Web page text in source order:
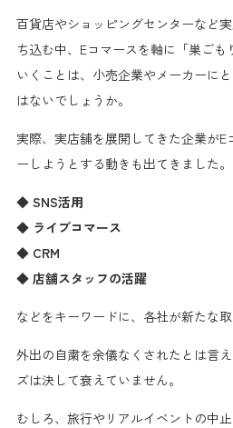
百貨店やショッピングセンターなど
ち込む中、 Eコマースを軸に「巣ご
いく ことは、小売企業やメーカーに
はないでしょうか。
実際、実店舗を展開してきた企業がE
ー しようとする動きも出てきました。
◆ SNS活用
◆ ライブコマース
◆ CRM
◆ 店舗スタッフの活躍
などをキーワードに、各社が新たな
外出の自粛を余儀なくされたとは言え
ズは決して衰えていません。
むしろ、旅行やリアルイベントの中